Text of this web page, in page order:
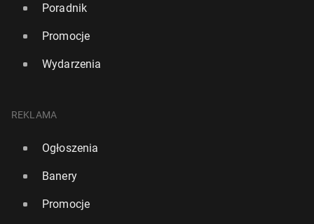
Poradnik
Promocje
Wydarzenia
REKLAMA
Ogłoszenia
Banery
Promocje